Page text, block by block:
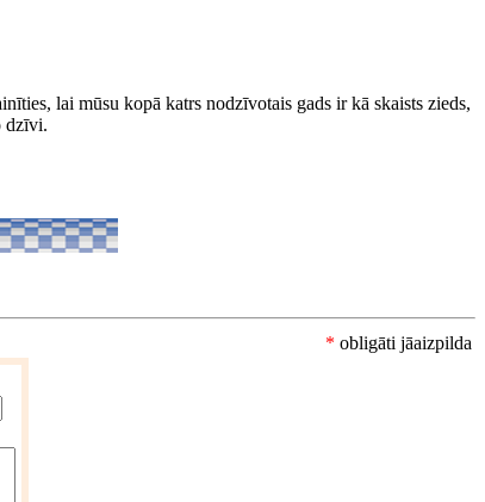
lai mūsu kopā katrs nodzīvotais gads ir kā skaists zieds,
dzīvi.
* obligāti jāaizpilda